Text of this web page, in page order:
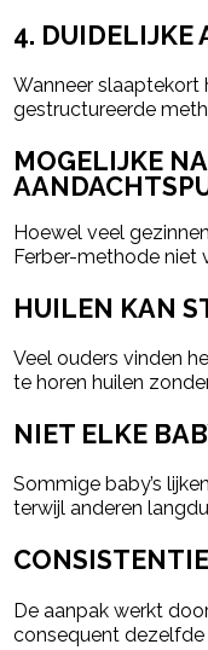
4. DUIDELIJKE
Wanneer slaaptekort
gestructureerde
MOGELIJKE
Hoewel veel
Ferber-methode niet
HUILEN KAN
Veel ouders vinden
te horen huilen
NIET ELKE
Sommige baby’s
terwijl anderen
De aanpak werkt
consequent